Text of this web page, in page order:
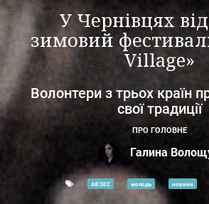
У Чернівцях
зимовий
Village»
Волонтери з трьох країн
свої традиції
ПРО ГОЛОВНЕ
Галина
AIESEC молодь новини